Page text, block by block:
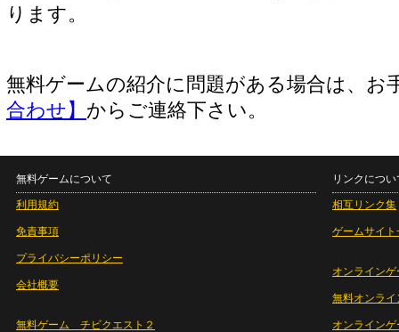
ります。
無料ゲームの紹介に問題がある場合は、お
合わせ】 からご連絡下さい。
無料ゲームについて
利用規約
免責事項
プライバシーポリシー
会社概要
無料ゲーム チビクエスト２
リンクについ
相互リンク集
ゲームサイト
オンラインゲ
無料オンライ
オンライン